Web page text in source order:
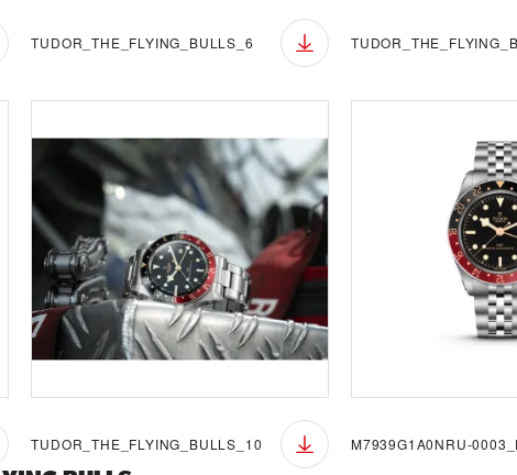
TUDOR_THE_FLYING_BULLS_6
TUDOR_THE_FLYING_BULLS_10